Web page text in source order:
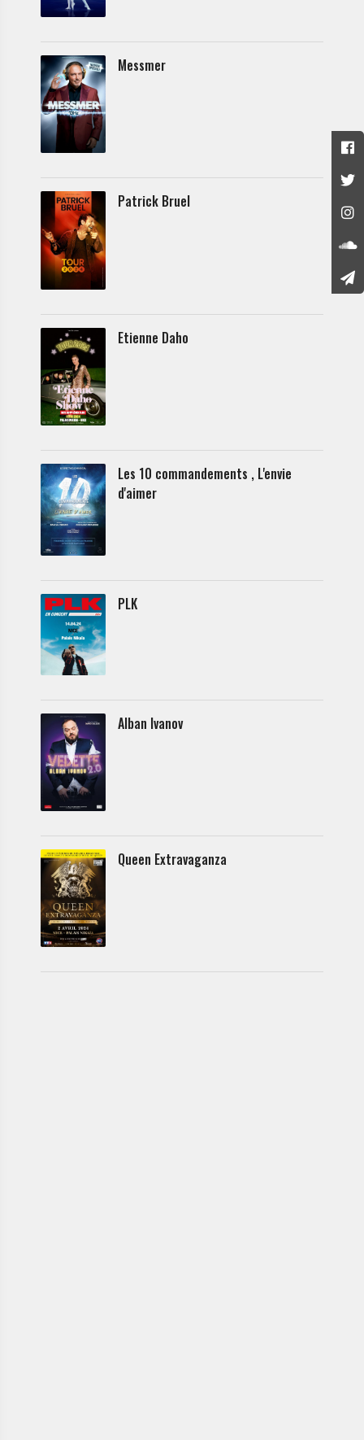
Messmer
Patrick Bruel
Etienne Daho
Les 10 commandements , L'envie
d'aimer
PLK
Alban Ivanov
Queen Extravaganza